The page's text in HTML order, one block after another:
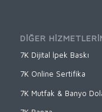
DİĞER
7K Dijital İpek Baskı
7K Online Sertifika
7K Mutfak & Banyo